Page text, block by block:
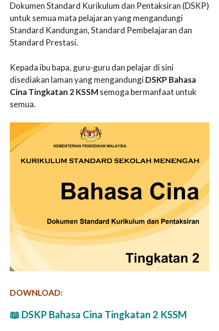
Dokumen Standard Kurikulum dan Pentaksiran (DSKP)
untuk semua mata pelajaran yang mengandungi
Standard Kandungan, Standard Pembelajaran dan
Standard Prestasi.
Kepada ibu bapa, guru-guru dan pelajar di sini
disediakan laman yang mengandungiDSKP Bahasa
Cina Tingkatan 2 KSSMsemoga bermanfaat untuk
semua.
DOWNLOAD:
📖 DSKP Bahasa Cina Tingkatan 2 KSSM